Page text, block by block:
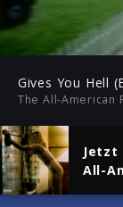
Play
Gives You Hell
The All-American
Jetzt
All-